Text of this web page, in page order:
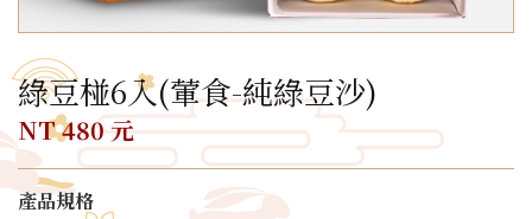
綠豆椪6入(葷食-純綠豆沙)
NT 480 元
產品規格